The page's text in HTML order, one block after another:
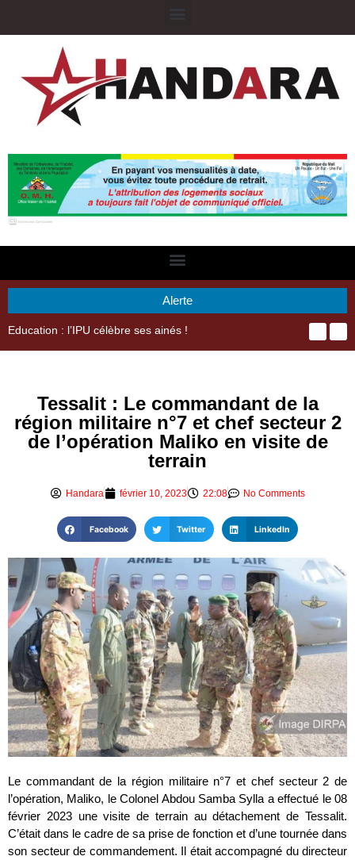
Alerte
!
Tessalit : Le commandant de la
région militaire n°7 et chef secteur 2
de l’opération Maliko en visite de
terrain
Handara février 10, 2023 22:08 No Comments
Facebook Twitter LinkedIn
Le commandant de la région militaire n°7 et chef secteur 2 de
l’opération, Maliko, le Colonel Abdou Samba Sylla a effectué le 08
février 2023 une visite de terrain au détachement de Tessalit.
C’était dans le cadre de sa prise de fonction et d’une tournée dans
son secteur de commandement. Il était accompagné du directeur